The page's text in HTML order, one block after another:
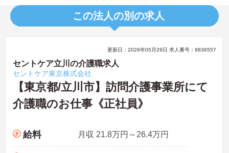
この法人の別の求人
更新日：2026年05月29日 求人番号：9836557
セントケア立川の介護職求人
セントケア東京株式会社
【東京都/立川市】訪問介護事業所にて
介護職のお仕事《正社員》
給料 月収 21.8万円～26.4万円